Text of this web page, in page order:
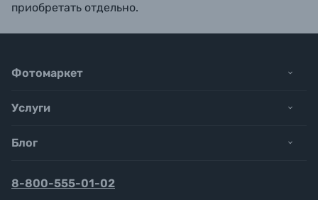
приобретать отдельно.
Фотомаркет
Услуги
Блог
8-800-555-01-02